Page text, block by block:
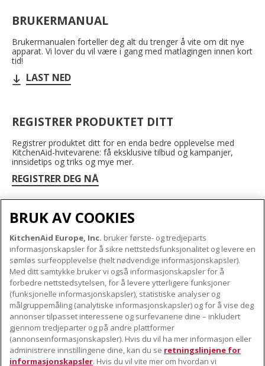
BRUKERMANUAL
Brukermanualen forteller deg alt du trenger å vite om dit nye
apparat. Vi lover du vil være i gang med matlagingen innen kort
tid!
LAST NED
REGISTRER PRODUKTET DITT
Registrer produktet ditt for en enda bedre opplevelse med
KitchenAid-hvitevarene: få eksklusive tilbud og kampanjer,
innsidetips og triks og mye mer.
REGISTRER DEG NÅ
OM KITCHENAID
Merkets kjerne
Merkehistorie
ODR
VÅRE PRODUKTER
Små apparater
Produkttilbehør
KUNDESERVICE
Finn et servicesenter nær deg
Garanti og dokumenter
Kontaktinformasjon
FØLG OSS
BRUK AV COOKIES
KitchenAid Europe, Inc. bruker første- og tredjeparts
informasjonskapsler for å sikre nettstedsfunksjonalitet og levere en
sømløs surfeopplevelse (helt nødvendige informasjonskapsler).
Med ditt samtykke bruker vi også informasjonskapsler for å
forbedre nettstedsytelsen, for å levere ytterligere funksjoner
(funksjonelle informasjonskapsler), statistiske analyser og
målgruppemåling (analytiske informasjonskapsler) og for å vise deg
annonser tilpasset interessene og surfevanene dine – inkludert
gjennom tredjeparter og på andre plattformer
(annonseinformasjonskapsler). Hvis du vil ha mer informasjon eller
administrere innstillingene dine, kan du se retningslinjene for
informasjonskapsler. Hvis du vil vite mer om hvordan vi